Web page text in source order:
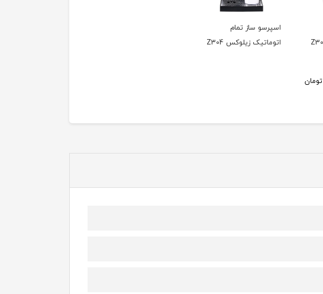
تومان
اسپرسو ساز تمام
اتوماتیک زیلوکس Z304